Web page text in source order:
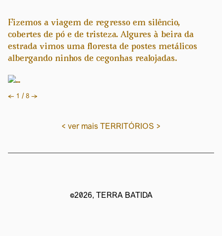
Fizemos a viagem de regresso em silêncio,
cobertes de pó e de tristeza. Algures à beira da
estrada vimos uma floresta de postes metálicos
albergando ninhos de cegonhas realojadas.
← 1 / 8 →
Previous
< ver mais TERRITÓRIOS >
©2026, TERRA BATIDA